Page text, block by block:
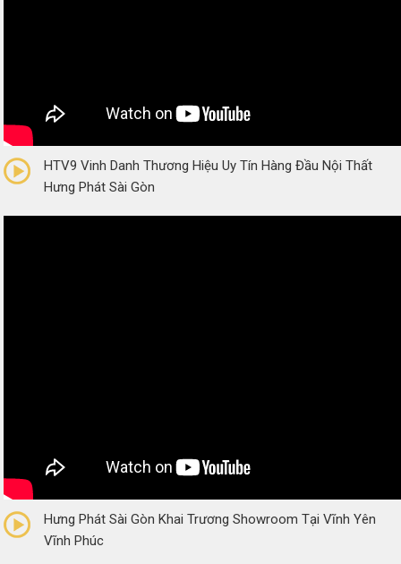
(0 Reviews)
HTV9 Vinh Danh Thương Hiệu Uy Tín Hàng Đầu Nội Thất
Hưng Phát Sài Gòn
(0 Reviews)
Hưng Phát Sài Gòn Khai Trương Showroom Tại Vĩnh Yên
Vĩnh Phúc